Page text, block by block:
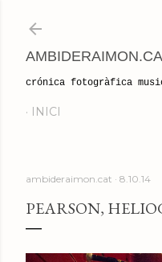
crónica fotogràfica
INICI
ambideraimon.cat 8.10.14
PEARSON,